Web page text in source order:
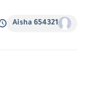
Aisha 654321